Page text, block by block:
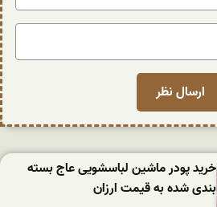
خرید پودر ماشین لباسشویی عاج بسته
بندی شده به قیمت ارزان